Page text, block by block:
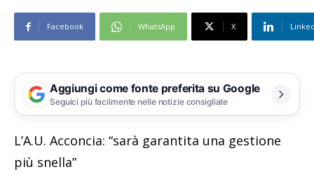
Facebook WhatsApp X
Aggiungi come fonte preferita su Google
Seguici più facilmente nelle notizie consigliate
L’A.U. Acconcia: “sarà garantita una gestione
più snella”